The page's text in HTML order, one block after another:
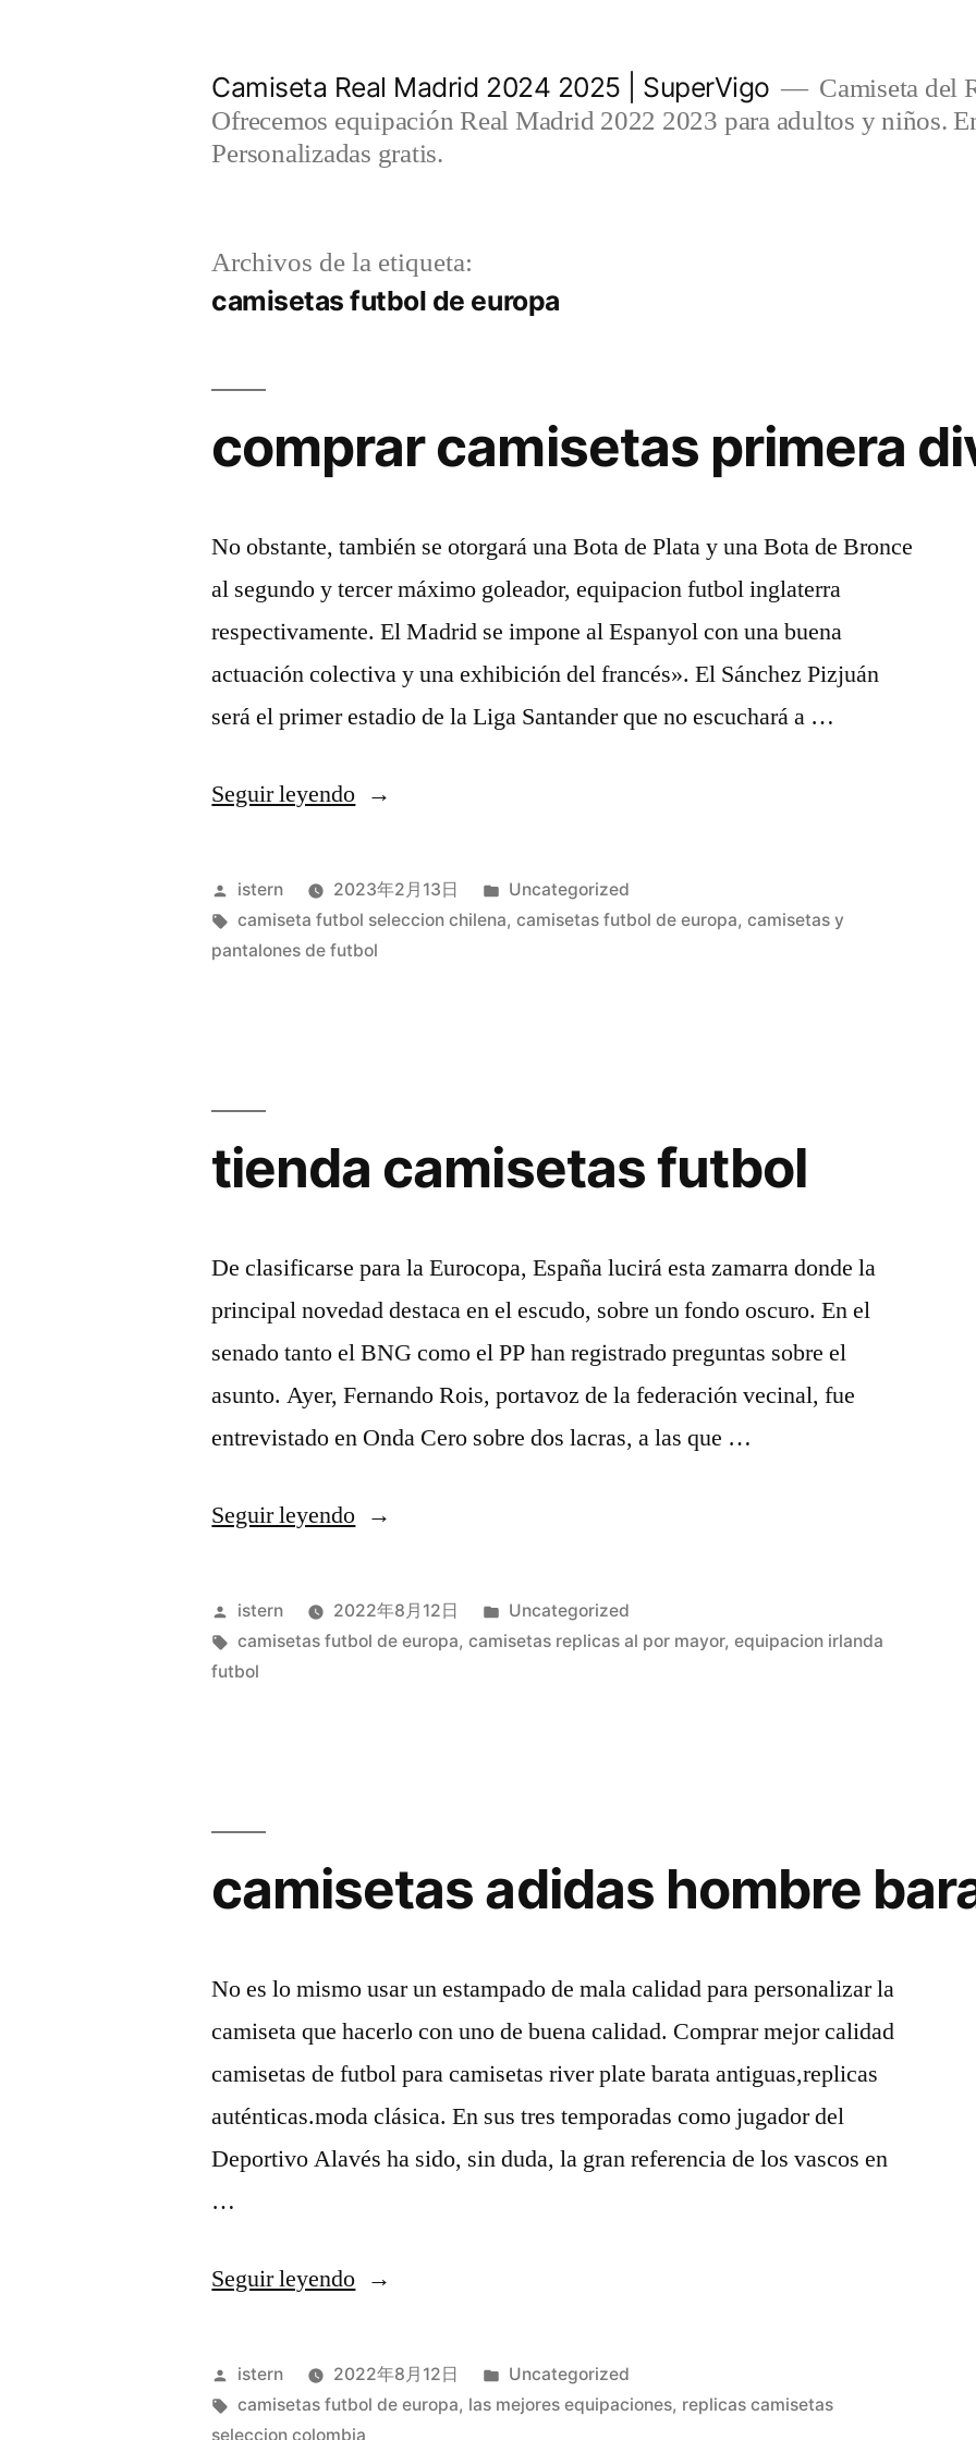
Camiseta Real Madrid 2024 2025 | SuperVigo
Camiseta del
Ofrecemos equipación Real Madrid 2022 2023 para adultos y niños.
Personalizadas gratis.
Archivos de la etiqueta:
camisetas futbol de europa
comprar camisetas primera
No obstante, también se otorgará una Bota de Plata y una Bota de Bronce
al segundo y tercer máximo goleador, equipacion futbol inglaterra
respectivamente. El Madrid se impone al Espanyol con una buena
actuación colectiva y una exhibición del francés». El Sánchez Pizjuán
será el primer estadio de la Liga Santander que no escuchará a …
Seguir leyendo«comprar
primera
division»
Publicado
por
istern 2023年2月13日
Publicado
en
Uncategorized
Etiquetas:
camiseta futbol seleccion chilena,camisetas futbol de europa,camisetas y
pantalones de futbol
tienda camisetas futbol
De clasificarse para la Eurocopa, España lucirá esta zamarra donde la
principal novedad destaca en el escudo, sobre un fondo oscuro. En el
senado tanto el BNG como el PP han registrado preguntas sobre el
asunto. Ayer, Fernando Rois, portavoz de la federación vecinal, fue
entrevistado en Onda Cero sobre dos lacras, a las que …
Seguir leyendo«tienda
futbol»
Publicado
por
istern 2022年8月12日
Publicado
en
Uncategorized
Etiquetas:
camisetas futbol de europa,camisetas replicas al por mayor,equipacion irlanda
futbol
camisetas adidas hombre
No es lo mismo usar un estampado de mala calidad para personalizar la
camiseta que hacerlo con uno de buena calidad. Comprar mejor calidad
camisetas de futbol para camisetas river plate barata antiguas,replicas
auténticas.moda clásica. En sus tres temporadas como jugador del
Deportivo Alavés ha sido, sin duda, la gran referencia de los vascos en
…
Seguir leyendo«camisetas
hombre
baratas»
Publicado
por
istern 2022年8月12日
Publicado
en
Uncategorized
Etiquetas:
camisetas futbol de europa, las mejores equipaciones, replicas camisetas
seleccion colombia